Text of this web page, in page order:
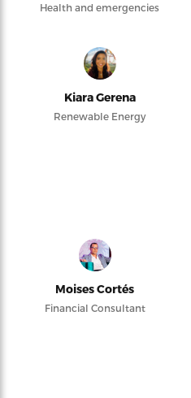
Health and emergencies
Kiara Gerena
Renewable Energy
Moises Cortés
Financial Consultant